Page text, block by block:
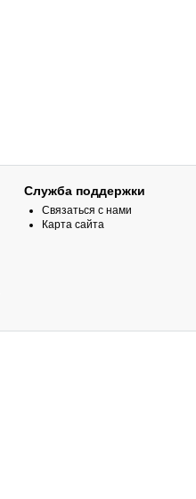
Служба поддержки
Связаться с нами
Карта сайта